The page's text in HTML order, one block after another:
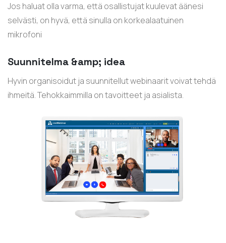
Jos haluat olla varma, että osallistujat kuulevat äänesi
selvästi, on hyvä, että sinulla on korkealaatuinen
mikrofoni
Suunnitelma &amp; idea
Hyvin organisoidut ja suunnitellut webinaarit voivat tehdä
ihmeitä. Tehokkaimmilla on tavoitteet ja asialista.